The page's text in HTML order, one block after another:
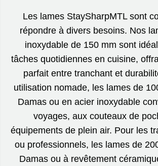
Les lames StaySharpMTL sont
répondre à divers besoins. Nos
inoxydable de 150 mm sont
tâches quotidiennes en cuisine,
parfait entre tranchant et
utilisation nomade, les lames de
Damas ou en acier inoxydable
voyages, aux couteaux de
équipements de plein air. Pour les
ou professionnels, les lames de
Damas ou à revêtement